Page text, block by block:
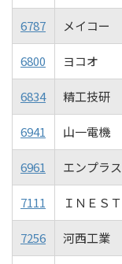
6787 メイコー
6800 ヨコオ
6834 精工技研
6941 山一電機
6961 エンプラス
7111 ＩＮＥＳＴ
7256 河西工業